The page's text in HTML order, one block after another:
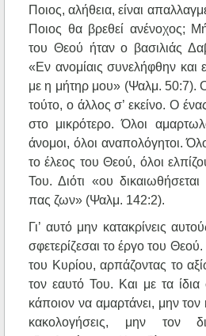
Ποιος, αλήθεια, είναι
Ποιος θα βρεθεί ανένοχος;
του Θεού ήταν ο βασιλιάς
«Εν ανομίαις συνελήφθην και
με η μήτηρ μου» (Ψαλμ. 50:7). Ο
τούτο, ο άλλος σ’ εκείνο. Ο
στο μικρότερο. Όλοι
άνομοι, όλοι αναπολόγητοι.
το έλεος του Θεού, όλοι
Του. Διότι «ου
πας ζων» (Ψαλμ. 142:2).
Γι’ αυτό μην κατακρίνεις
σφετερίζεσαι το έργο του
του Κυρίου, αρπάζοντας το
τον εαυτό Του. Και με τα ίδια
κάποιον να αμαρτάνει, μην τον
κακολογήσεις, μην τον